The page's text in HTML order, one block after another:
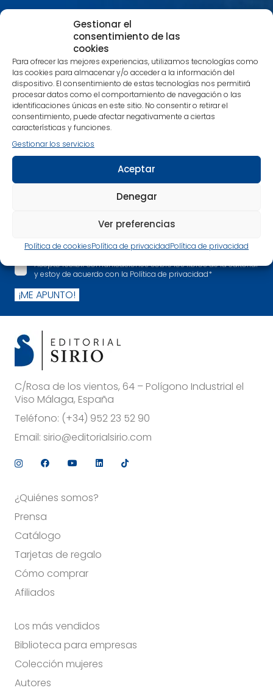
Gestionar el
consentimiento de las
cookies
Para ofrecer las mejores experiencias, utilizamos tecnologías como
las cookies para almacenar y/o acceder a la información del
dispositivo. El consentimiento de estas tecnologías nos permitirá
procesar datos como el comportamiento de navegación o las
identificaciones únicas en este sitio. No consentir o retirar el
consentimiento, puede afectar negativamente a ciertas
características y funciones.
Gestionar los servicios
Aceptar
Denegar
Ver preferencias
Política de cookiesPolítica de privacidadPolítica de privacidad
Nombre*
Correo electrónico*
Mis intereses son:*
Espiritualidad
Mindfulness
Psicología
Más allá
Nuevos paradigmas de la Ciencia
Sabiduría oriental
Acepto recibir comunicaciones sobre los libros de la editorial
y estoy de acuerdo con la Política de privacidad*
¡ME APUNTO!
C/Rosa de los vientos, 64 – Polígono Industrial el
Viso Málaga, España
Teléfono: (+34) 952 23 52 90
Email: sirio@editorialsirio.com
¿Quiénes somos?
Prensa
Catálogo
Tarjetas de regalo
Cómo comprar
Afiliados
Los más vendidos
Biblioteca para empresas
Colección mujeres
Autores